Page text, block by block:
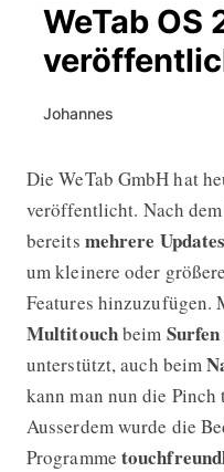
WeTab OS
Johannes
WeTab OS 2.0
Die WeTab GmbH hat
veröffentlicht. Nach
bereits mehrere Updates
um kleinere oder
Features hinzuzufügen.
Multitouchbeim Surfen
unterstützt, auch beim
kann man nun die Pinch
Ausserdem wurde die
Programme